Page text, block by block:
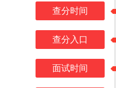
查分时间
查分入口
面试时间